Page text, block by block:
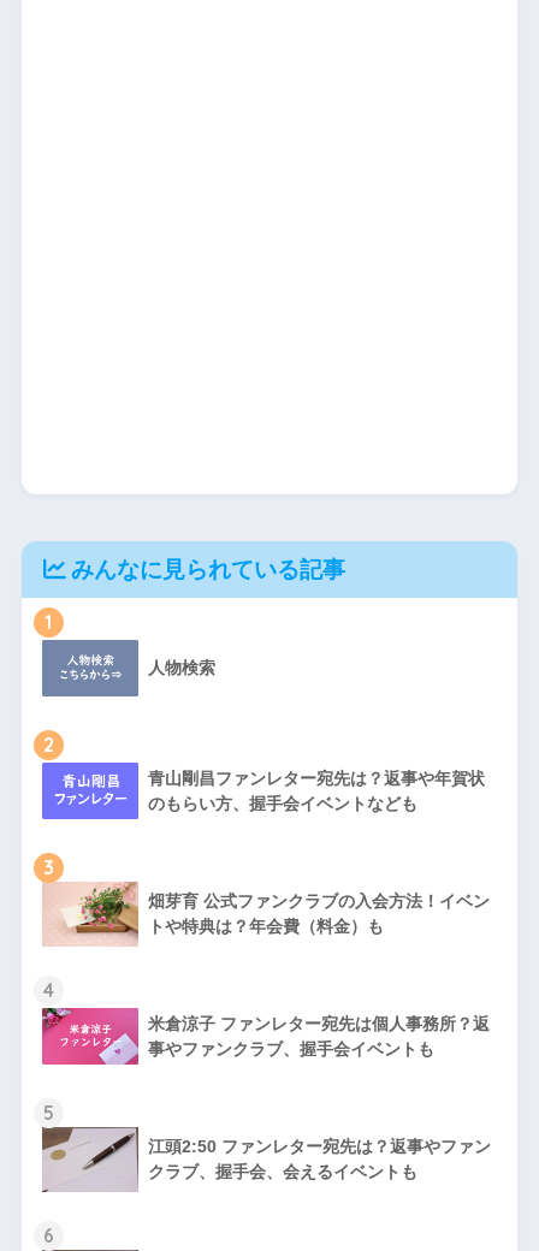
みんなに見られている記事
1
人物検索
2
青山剛昌ファンレター宛先は？返事や年賀状
のもらい方、握手会イベントなども
3
畑芽育 公式ファンクラブの入会方法！イベン
トや特典は？年会費（料金）も
4
米倉涼子 ファンレター宛先は個人事務所？返
事やファンクラブ、握手会イベントも
5
江頭2:50 ファンレター宛先は？返事やファン
クラブ、握手会、会えるイベントも
6